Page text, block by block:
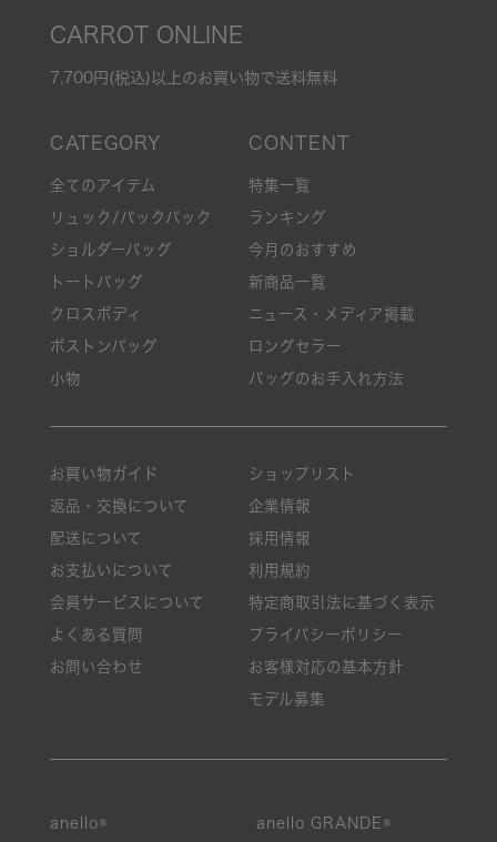
CARROT ONLINE
7,700円(税込)以上のお買い物で送料無料
全てのアイテム
リュック/バックパック
ショルダーバッグ
トートバッグ
クロスボディ
ボストンバッグ
小物
特集一覧
ランキング
今月のおすすめ
新商品一覧
ニュース・メディア掲載
ロングセラー
バッグのお手入れ方法
お買い物ガイド
返品・交換について
配送について
お支払いについて
会員サービスについて
よくある質問
お問い合わせ
ショップリスト
企業情報
採用情報
利用規約
特定商取引法に基づく表示
プライバシーポリシー
お客様対応の基本方針
モデル募集
anello® anello GRANDE®